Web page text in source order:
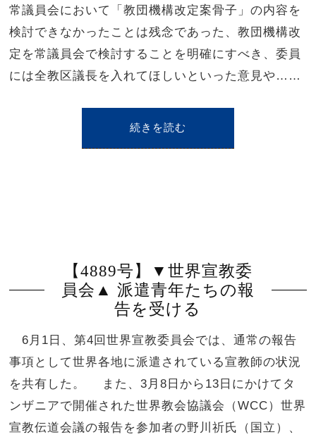
常議員会において「教団機構改定案骨子」の内容を
検討できなかったことは残念であった、教団機構改
定を常議員会で検討することを明確にすべき、委員
には全教区議長を入れてほしいといった意見や……
続きを読む
【4889号】▼世界宣教委
員会▲ 派遣青年たちの報
告を受ける
6月1日、第4回世界宣教委員会では、通常の報告
事項として世界各地に派遣されている宣教師の状況
を共有した。 また、3月8日から13日にかけてタ
ンザニアで開催された世界教会協議会（WCC）世界
宣教伝道会議の報告を参加者の野川祈氏（国立）、